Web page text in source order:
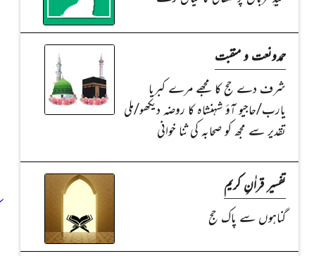
حمدونعت و منقبت
شرف دے حج کا مجھے مرے کبریا
یارب/حاجیو آؤ شہنشاہ کا روضہ دیکھو/ملی
تقدیر سے مجھ کو صحابہ کی ثنا خوانی
تفسیر قراٰنِ کریم
گناہوں سے پاک حج